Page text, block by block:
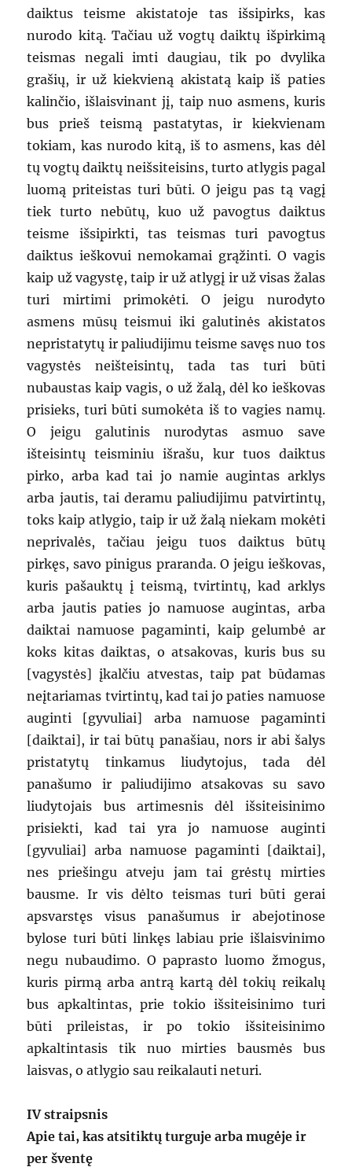
daiktus teisme akistatoje tas išsipirks, kas
nurodo kitą. Tačiau už vogtų daiktų išpirkimą
teismas negali imti daugiau, tik po dvylika
grašių, ir už kiekvieną akistatą kaip iš paties
kalinčio, išlaisvinant jį, taip nuo asmens, kuris
bus prieš teismą pastatytas, ir kiekvienam
tokiam, kas nurodo kitą, iš to asmens, kas dėl
tų vogtų daiktų neišsiteisins, turto atlygis pagal
luomą priteistas turi būti. O jeigu pas tą vagį
tiek turto nebūtų, kuo už pavogtus daiktus
teisme išsipirkti, tas teismas turi pavogtus
daiktus ieškovui nemokamai grąžinti. O vagis
kaip už vagystę, taip ir už atlygį ir už visas žalas
turi mirtimi primokėti. O jeigu nurodyto
asmens mūsų teismui iki galutinės akistatos
nepristatytų ir paliudijimu teisme savęs nuo tos
vagystės neišteisintų, tada tas turi būti
nubaustas kaip vagis, o už žalą, dėl ko ieškovas
prisieks, turi būti sumokėta iš to vagies namų.
O jeigu galutinis nurodytas asmuo save
išteisintų teisminiu išrašu, kur tuos daiktus
pirko, arba kad tai jo namie augintas arklys
arba jautis, tai deramu paliudijimu patvirtintų,
toks kaip atlygio, taip ir už žalą niekam mokėti
neprivalės, tačiau jeigu tuos daiktus būtų
pirkęs, savo pinigus praranda. O jeigu ieškovas,
kuris pašauktų į teismą, tvirtintų, kad arklys
arba jautis paties jo namuose augintas, arba
daiktai namuose pagaminti, kaip gelumbė ar
koks kitas daiktas, o atsakovas, kuris bus su
[vagystės] įkalčiu atvestas, taip pat būdamas
neįtariamas tvirtintų, kad tai jo paties namuose
auginti [gyvuliai] arba namuose pagaminti
[daiktai], ir tai būtų panašiau, nors ir abi šalys
pristatytų tinkamus liudytojus, tada dėl
panašumo ir paliudijimo atsakovas su savo
liudytojais bus artimesnis dėl išsiteisinimo
prisiekti, kad tai yra jo namuose auginti
[gyvuliai] arba namuose pagaminti [daiktai],
nes priešingu atveju jam tai grėstų mirties
bausme. Ir vis dėlto teismas turi būti gerai
apsvarstęs visus panašumus ir abejotinose
bylose turi būti linkęs labiau prie išlaisvinimo
negu nubaudimo. O paprasto luomo žmogus,
kuris pirmą arba antrą kartą dėl tokių reikalų
bus apkaltintas, prie tokio išsiteisinimo turi
būti prileistas, ir po tokio išsiteisinimo
apkaltintasis tik nuo mirties bausmės bus
laisvas, o atlygio sau reikalauti neturi.
IV straipsnis
Apie tai, kas atsitiktų turguje arba mugėje ir
per šventę